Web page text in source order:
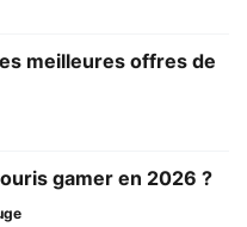
meilleures offres de
gamer en 2026 ?